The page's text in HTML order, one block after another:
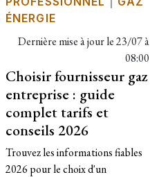
ÉNERGIE
Dernière mise à jour le23/07 à
08:00
Choisir fournisseur gaz
entreprise : guide
complet tarifs et
conseils 2026
Trouvez les informations fiables
2026 pour le choix d'un